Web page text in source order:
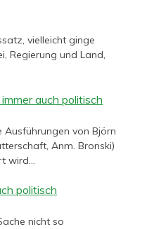
vielleicht ginge
Regierung und Land,
auch politisch
von Björn
Anm. Bronski)
wird…
politisch
nicht so